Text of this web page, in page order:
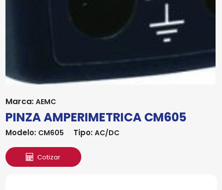
Marca: AEMC
PINZA AMPERIMETRICA CM605
Modelo: CM605 Tipo: AC/DC
Cotizar